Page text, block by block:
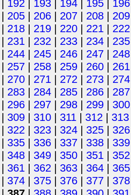
| 192 | 193 | 194 | 195 | 196
| 205 | 206 | 207 | 208 | 209
| 218 | 219 | 220 | 221 | 222
| 231 | 232 | 233 | 234 | 235
| 244 | 245 | 246 | 247 | 248
| 257 | 258 | 259 | 260 | 261
| 270 | 271 | 272 | 273 | 274
| 283 | 284 | 285 | 286 | 287
| 296 | 297 | 298 | 299 | 300
| 309 | 310 | 311 | 312 | 313
| 322 | 323 | 324 | 325 | 326
| 335 | 336 | 337 | 338 | 339
| 348 | 349 | 350 | 351 | 352
| 361 | 362 | 363 | 364 | 365
| 374 | 375 | 376 | 377 | 378